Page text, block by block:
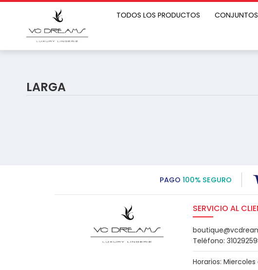
TODOS LOS PRODUCTOS CONJUNTOS
LARGA
PAGO 100% SEGURO
SERVICIO AL
Teléfono:
Horarios: